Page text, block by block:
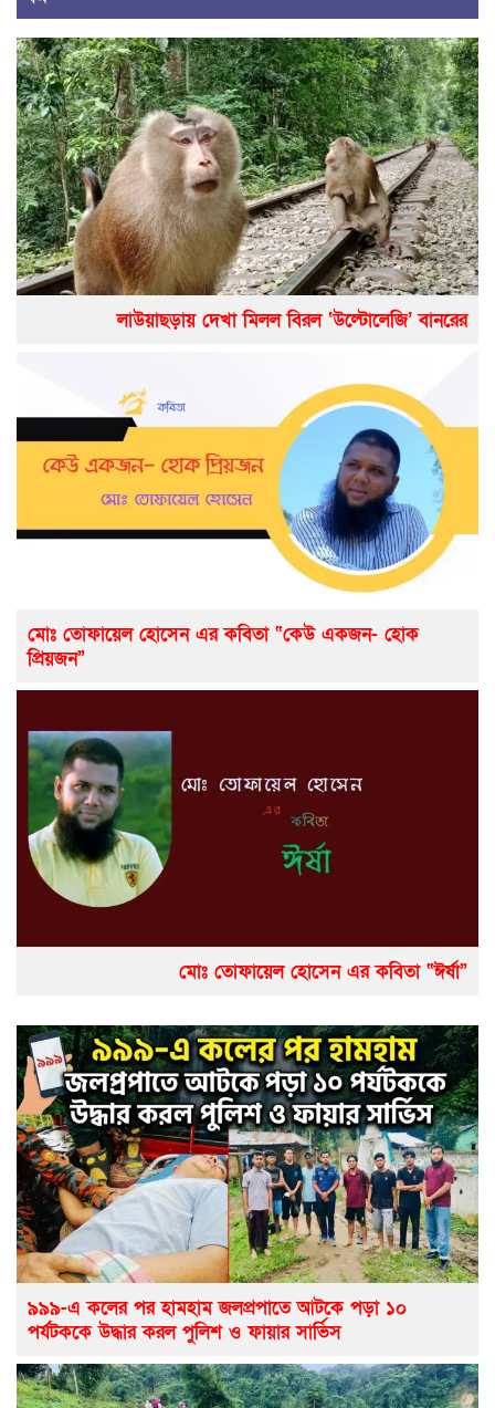
লাউয়াছড়ায় দেখা মিলল বিরল ‘উল্টোলেজি’ বানরের
মোঃ তোফায়েল হোসেন এর কবিতা “কেউ একজন- হোক
প্রিয়জন”
মোঃ তোফায়েল হোসেন এর কবিতা “ঈর্ষা”
৯৯৯-এ কলের পর হামহাম জলপ্রপাতে আটকে পড়া ১০
পর্যটককে উদ্ধার করল পুলিশ ও ফায়ার সার্ভিস